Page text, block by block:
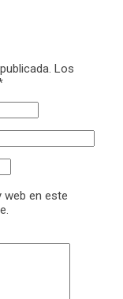
Los
web en este